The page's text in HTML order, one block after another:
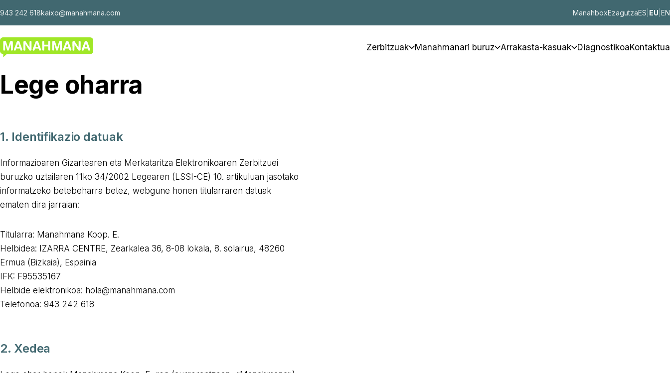
943 242 618kaixo@manahmana.com ManahboxEzagutzaES EU EN
Zerbitzuak Manahmanari buruz Arrakasta-kasuak DiagnostikoaKontaktua
Lege oharra
1. Identifikazio datuak
Informazioaren Gizartearen eta Merkataritza Elektronikoaren Zerbitzuei
buruzko uztailaren 11ko 34/2002 Legearen (LSSI-CE) 10. artikuluan jasotako
informatzeko betebeharra betez, webgune honen titularraren datuak
ematen dira jarraian:
Titularra: Manahmana Koop. E.
Helbidea: IZARRA CENTRE, Zearkalea 36, 8-08 lokala, 8. solairua, 48260
Ermua (Bizkaia), Espainia
IFK: F95535167
Helbide elektronikoa: hola@manahmana.com
Telefonoa: 943 242 618
2. Xedea